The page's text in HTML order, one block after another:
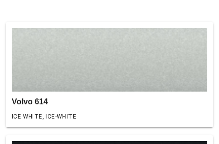
Volvo 614
ICE WHITE, ICE-WHITE